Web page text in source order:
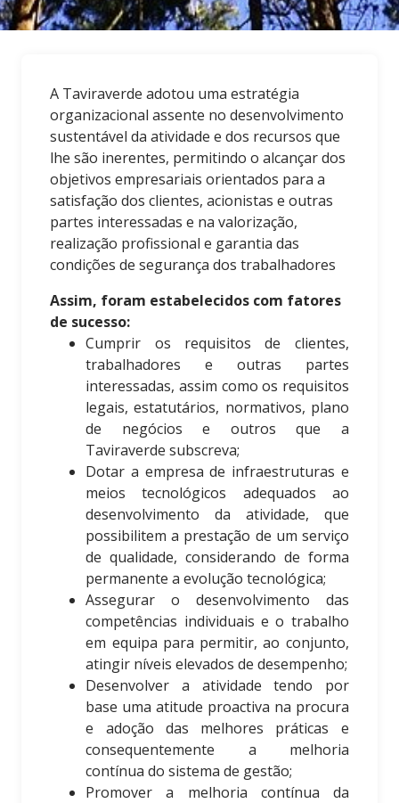
POLÍTICA MISSÃO VISÃO
POLÍTICA DE QUALIDADE
A Taviraverde adotou uma estratégia
organizacional assente no desenvolvimento
sustentável da atividade e dos recursos que
lhe são inerentes, permitindo o alcançar dos
objetivos empresariais orientados para a
satisfação dos clientes, acionistas e outras
partes interessadas e na valorização,
realização profissional e garantia das
condições de segurança dos trabalhadores
Assim, foram estabelecidos com fatores
de sucesso:
Cumprir os requisitos de clientes,
trabalhadores e outras partes
interessadas, assim como os requisitos
legais, estatutários, normativos, plano
de negócios e outros que a
Taviraverde subscreva;
Dotar a empresa de infraestruturas e
meios tecnológicos adequados ao
desenvolvimento da atividade, que
possibilitem a prestação de um serviço
de qualidade, considerando de forma
permanente a evolução tecnológica;
Assegurar o desenvolvimento das
competências individuais e o trabalho
em equipa para permitir, ao conjunto,
atingir níveis elevados de desempenho;
Desenvolver a atividade tendo por
base uma atitude proactiva na procura
e adoção das melhores práticas e
consequentemente a melhoria
contínua do sistema de gestão;
Promover a melhoria contínua da